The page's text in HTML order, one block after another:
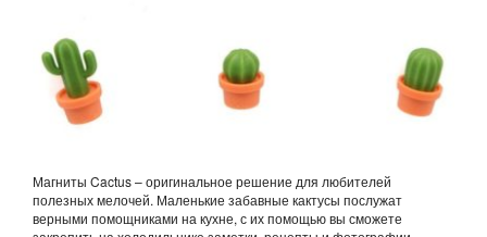
Магниты Cactus – оригинальное решение для любителей
полезных мелочей. Маленькие забавные кактусы послужат
верными помощниками на кухне, с их помощью вы сможете